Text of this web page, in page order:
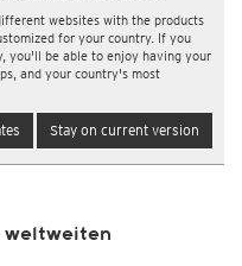
websites with the products
for your country. If you
you'll be able to enjoy having your
and your country's most
Stay on current version